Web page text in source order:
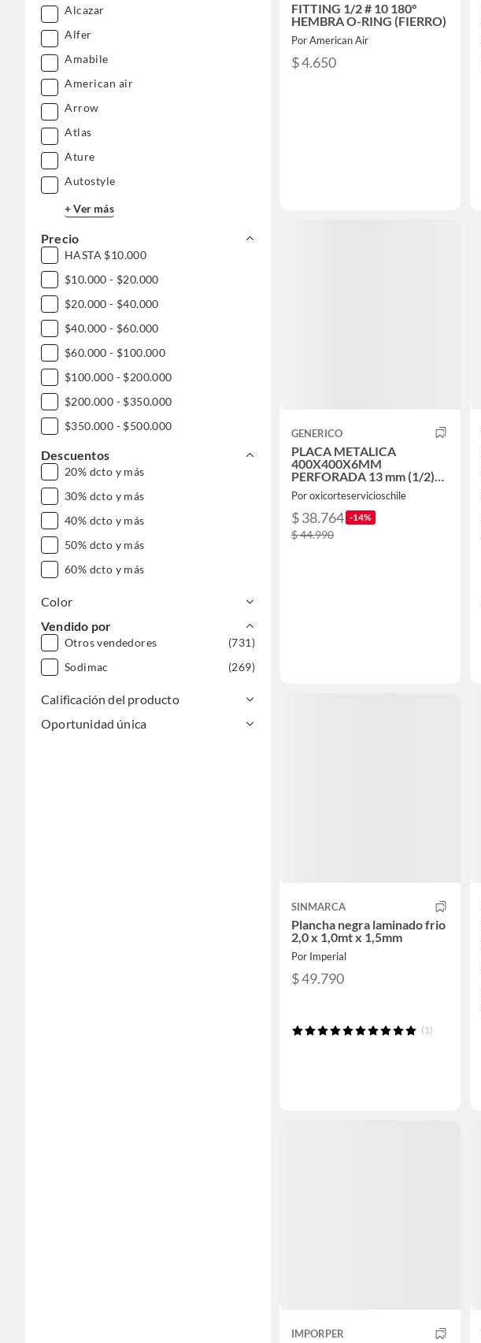
Alcazar
Alfer
Amabile
American air
Arrow
Atlas
Ature
Autostyle
+ Ver más
Precio
HASTA $10.000
$10.000 - $20.000
$20.000 - $40.000
$40.000 - $60.000
$60.000 - $100.000
$100.000 - $200.000
$200.000 - $350.000
$350.000 - $500.000
$500.000 - $1.000.000
DESDE $1.000.000
Descuentos
20% dcto y más
30% dcto y más
40% dcto y más
50% dcto y más
60% dcto y más
Color
Vendido por
Otros vendedores
(731)
Sodimac
(269)
Calificación del producto
Oportunidad única
FITTING 1/2 # 10 180°
HEMBRA O-RING (FIERRO)
Por American Air
$ 4.650
GENERICO
PLACA METALICA
400X400X6MM
PERFORADA 13 mm (1/2)
ACERO A36 / Flanche / ...
Por oxicorteservicioschile
$ 38.764 -14%
$ 44.990
SINMARCA
Plancha negra laminado frio
2,0 x 1,0mt x 1,5mm
Por Imperial
$ 49.790
(1)
IMPORPER